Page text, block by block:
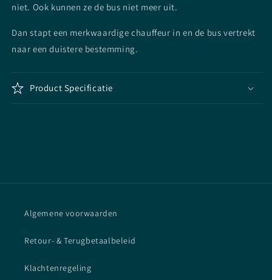
niet. Ook kunnen ze de bus niet meer uit.
Dan stapt een merkwaardige chauffeur in en de bus vertrekt
naar een duistere bestemming.
Product Specificatie
Algemene voorwaarden
Retour- & Terugbetaalbeleid
Klachtenregeling